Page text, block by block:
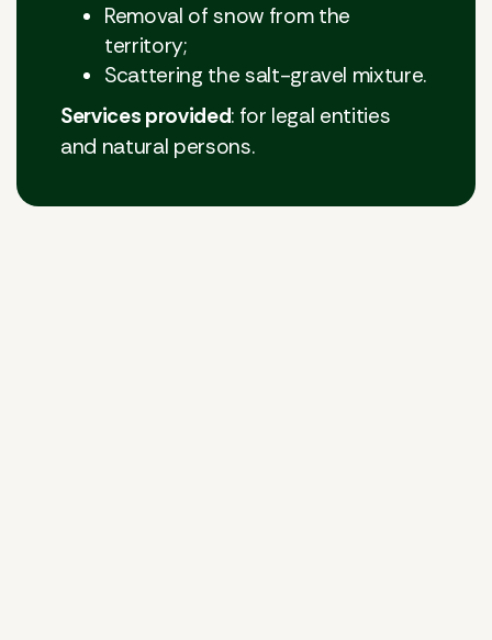
Removal of snow from the
territory;
Scattering the salt-gravel mixture.
Services provided: for legal entities
and natural persons.